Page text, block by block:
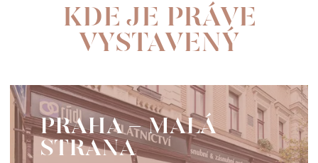
KDE JE PRÁVE
VYSTAVENÝ
PRAHA - MALÁ
STRANA